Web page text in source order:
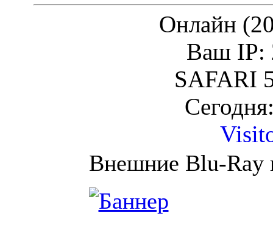
Онлайн
Ваш IP:
SAFARI
Внешние Blu-Ray